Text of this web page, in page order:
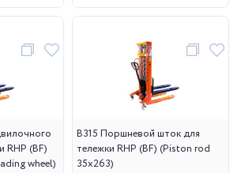
RHP (BF)
wheel)
B315 Поршневой шток для
тележки RHP (BF) (Piston rod
35х263)